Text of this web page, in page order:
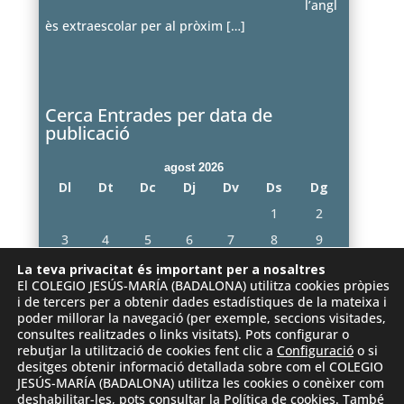
l’angl
ès extraescolar per al pròxim […]
Cerca Entrades per data de
publicació
agost 2026
Dl Dt Dc Dj Dv Ds
Dg
1
2
3
4 5 6 7 8
9
10
11 12 13 14 15
16
17
18 19 20 21 22
23
24
25 26 27 28 29
30
31
« juny
La teva privacitat és important per a nosaltres
El COLEGIO JESÚS-MARÍA (BADALONA) utilitza cookies pròpies
i de tercers per a obtenir dades estadístiques de la mateixa i
poder millorar la navegació (per exemple, seccions visitades,
consultes realitzades o links visitats). Pots configurar o
rebutjar la utilització de cookies fent clic a Configuració o si
desitges obtenir informació detallada sobre com el COLEGIO
JESÚS-MARÍA (BADALONA) utilitza les cookies o conèixer com
deshabilitar-les, pots consultar la Política de cookies. També